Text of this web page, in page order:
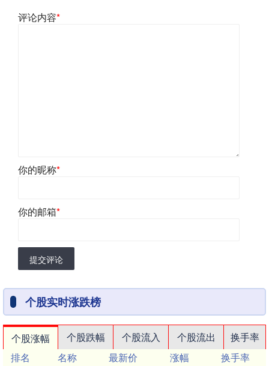
评论内容*
你的昵称*
你的邮箱*
提交评论
个股实时涨跌榜
个股涨幅 个股跌幅 个股流入 个股流出
换手率
排名
名称 最新价 涨幅
换手率